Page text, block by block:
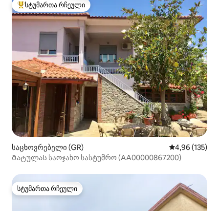
სტუმართა რჩეული მოწინავე ვარიანტი
სტუმართა რჩეული
საცხოვრებელი (GR) საშუალო
4,96 (135)
Მატულას საოჯახო სასტუმრო (ΑΑ00000867200)
სტუმართა რჩეული
სტუმართა რჩეული